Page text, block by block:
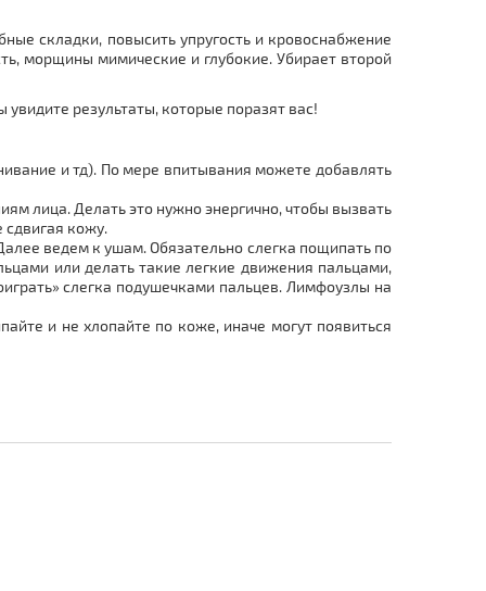
складки, повысить упругость и кровоснабжение
морщины мимические и глубокие. Убирает второй
результаты, которые поразят вас!
и тд). По мере впитывания можете добавлять
лица. Делать это нужно энергично, чтобы вызвать
сдвигая кожу.
ведем к ушам. Обязательно слегка пощипать по
или делать такие легкие движения пальцами,
слегка подушечками пальцев. Лимфоузлы на
и не хлопайте по коже, иначе могут появиться